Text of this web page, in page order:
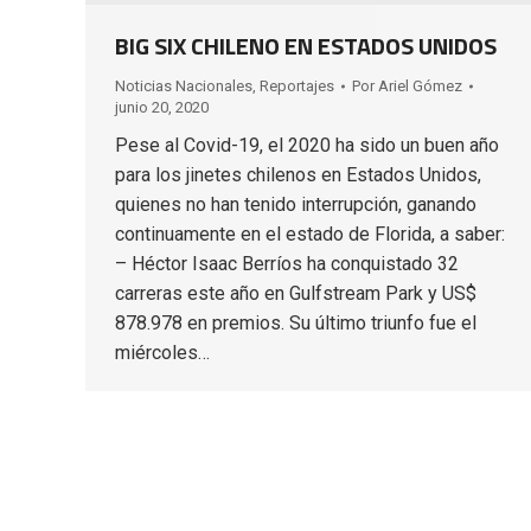
BIG SIX CHILENO EN ESTADOS UNIDOS
Noticias Nacionales Reportajes Por Ariel Gómez
junio 20, 2020
Pese al Covid-19, el 2020 ha sido un buen año
para los jinetes chilenos en Estados Unidos,
quienes no han tenido interrupción, ganando
continuamente en el estado de Florida, a saber:
– Héctor Isaac Berríos ha conquistado 32
carreras este año en Gulfstream Park y US$
878.978 en premios. Su último triunfo fue el
miércoles…